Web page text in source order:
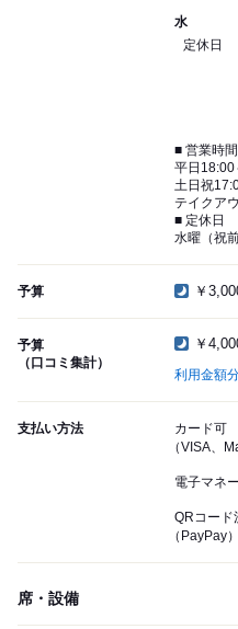
水
定休日
■ 営業時間
平日
土日祝
テイクア
■ 定休日
水曜（祝
予算 ￥
予算
（口コミ集計）
￥
利用金額
支払い方法
カード可
（VISA、
電子マネ
QRコード
（PayPay）
席・設備